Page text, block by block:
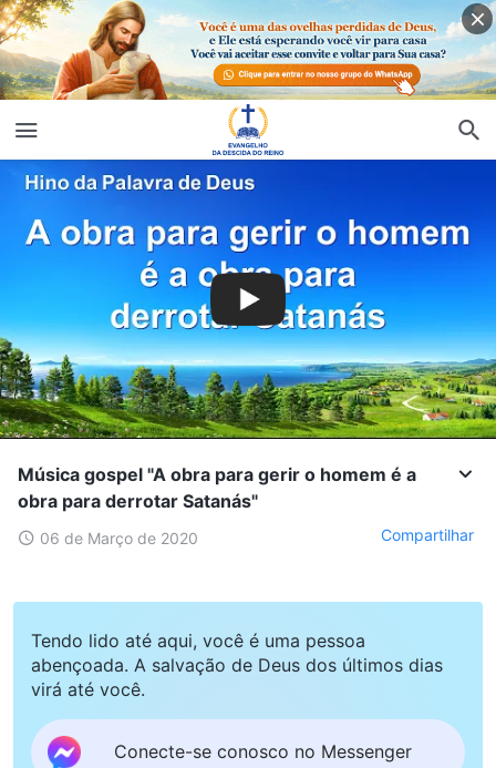
Música gospel "A obra para gerir o homem é a
obra para derrotar Satanás"
06 de Março de 2020 Compartilhar
Tendo lido até aqui, você é uma pessoa
abençoada. A salvação de Deus dos últimos dias
virá até você.
Conecte-se conosco no Messenger